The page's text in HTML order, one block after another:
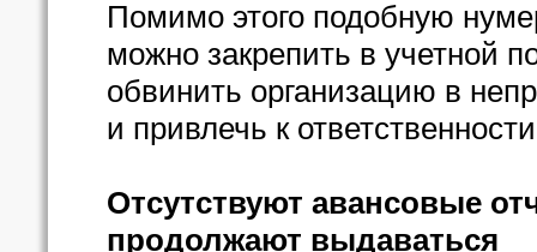
Помимо этого подобную
можно закрепить в учетной
обвинить организацию в
и привлечь к
Отсутствуют авансовые
продолжают выдаваться